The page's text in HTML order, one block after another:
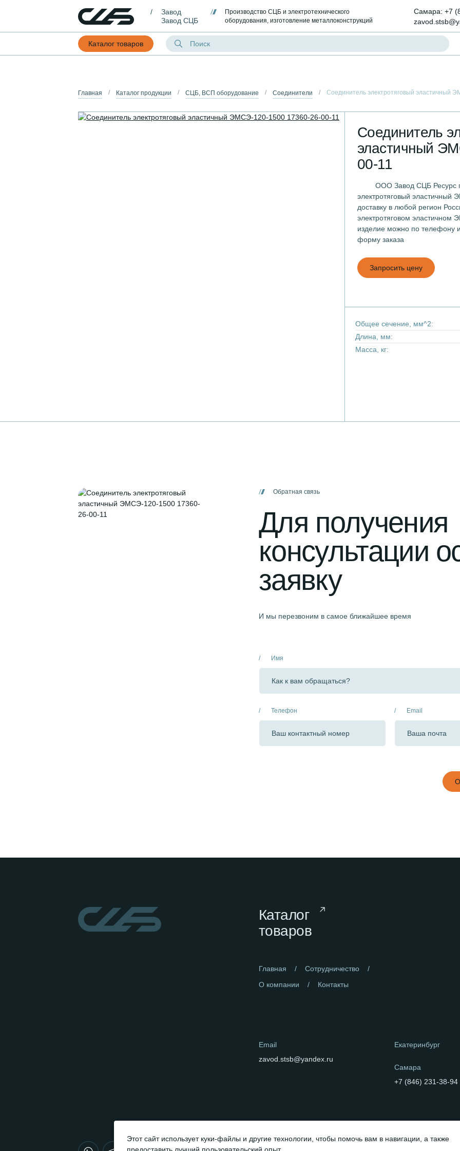
Завод
Завод СЦБ
Производство СЦБ и электротехнического
оборудования, изготовление металлоконструкций
Самара: +7
Каталог товаров
Главная Каталог продукции СЦБ, ВСП оборудование Соединители Соединитель электротяговый эластичный
Соединитель
эластичный
00-11
ООО Завод СЦБ Ресурс
электротяговый
доставку в любой регион
электротяговом эластичном
изделие можно по телефону
форму заказа
Запросить цену
Общее сечение, мм^2:
Длина, мм:
Масса, кг:
Обратная связь
Для получения
консультации
заявку
И мы перезвоним в самое ближайшее время
Имя
Телефон Email
Каталог
товаров
Главная
Сотрудничество
О компании
Контакты
Email
zavod.stsb@yandex.ru
Екатеринбург
Самара
+7 (846) 231-38-94
Этот сайт использует куки-файлы и другие технологии, чтобы помочь вам в навигации, а также